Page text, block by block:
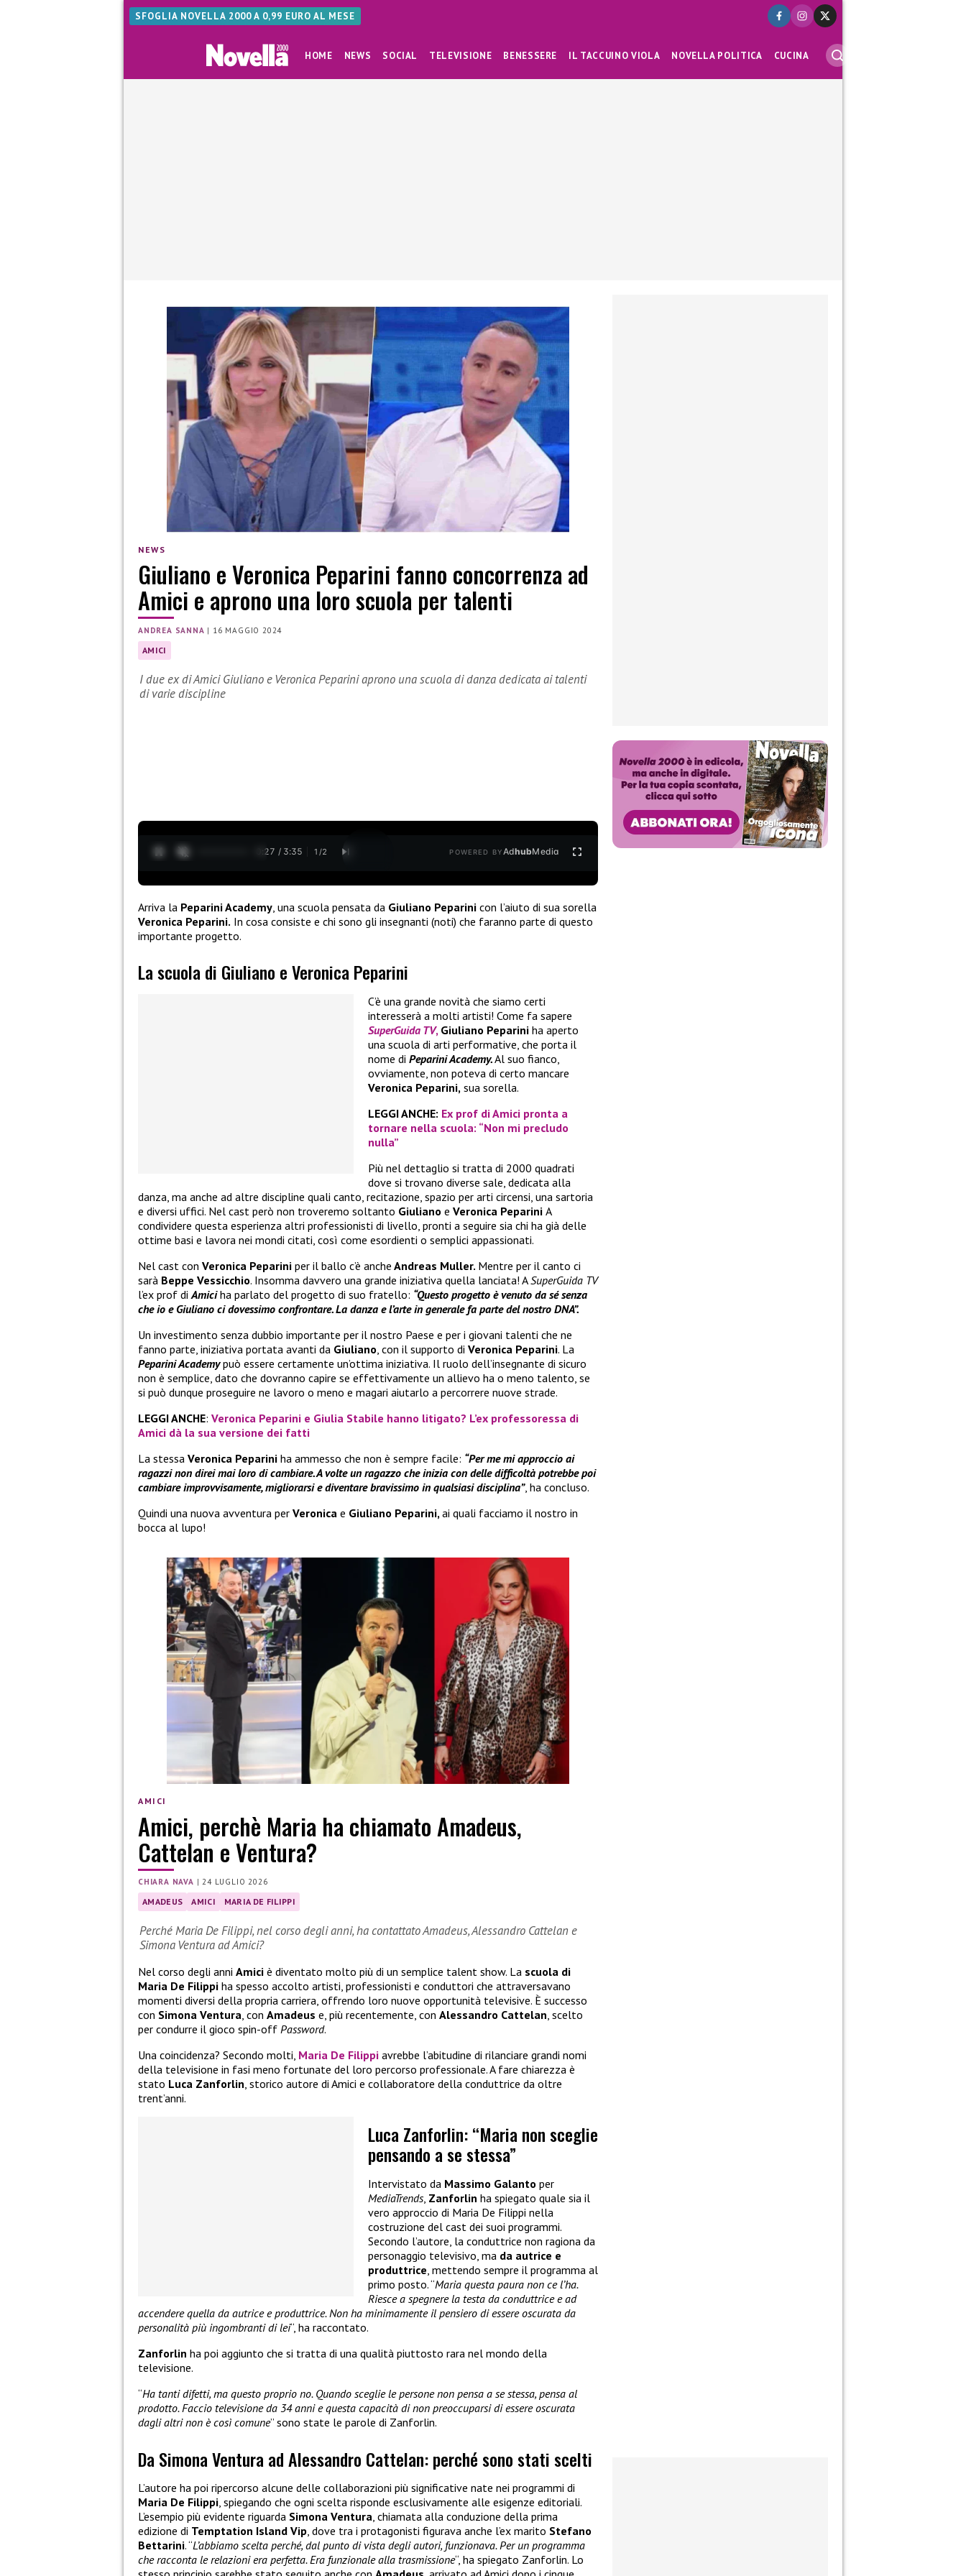
SFOGLIA NOVELLA 2000 A 0,99 EURO AL MESE
HOME NEWS SOCIAL TELEVISIONE BENESSERE IL TACCUINO VIOLA NOVELLA POLITICA CUCINA
NEWS
Giuliano e Veronica Peparini fanno concorrenza ad
Amici e aprono una loro scuola per talenti
ANDREA SANNA | 16 MAGGIO 2024
AMICI
I due ex di Amici Giuliano e Veronica Peparini aprono una scuola di danza dedicata ai talenti
di varie discipline
0:28 / 3:35 1 /2 POWERED BYAdhubMedia
Arriva la Peparini Academy , una scuola pensata da Giuliano Peparini con l’aiuto di sua sorella
Veronica Peparini. In cosa consiste e chi sono gli insegnanti (noti) che faranno parte di questo
importante progetto.
La scuola di Giuliano e Veronica Peparini
C’è una grande novità che siamo certi
interesserà a molti artisti! Come fa sapere
SuperGuida TV, Giuliano Peparini ha aperto
una scuola di arti performative, che porta il
nome di Peparini Academy.Al suo fianco,
ovviamente, non poteva di certo mancare
Veronica Peparini, sua sorella.
LEGGI ANCHE: Ex prof di Amici pronta a
tornare nella scuola: “Non mi precludo
nulla”
Più nel dettaglio si tratta di 2000 quadrati
dove si trovano diverse sale, dedicata alla
danza, ma anche ad altre discipline quali canto, recitazione, spazio per arti circensi, una sartoria
e diversi uffici. Nel cast però non troveremo soltanto Giuliano e Veronica Peparini A
condividere questa esperienza altri professionisti di livello, pronti a seguire sia chi ha già delle
ottime basi e lavora nei mondi citati, così come esordienti o semplici appassionati.
Nel cast con Veronica Peparini per il ballo c’è anche Andreas Muller. Mentre per il canto ci
sarà Beppe Vessicchio. Insomma davvero una grande iniziativa quella lanciata! ASuperGuida TV
l’ex prof diAmiciha parlato del progetto di suo fratello: “Questo progetto è venuto da sé senza
che io e Giuliano ci dovessimo confrontare. La danza e l’arte in generale fa parte del nostro DNA”.
Un investimento senza dubbio importante per il nostro Paese e per i giovani talenti che ne
fanno parte, iniziativa portata avanti da Giuliano, con il supporto di Veronica Peparini. La
Peparini Academypuò essere certamente un’ottima iniziativa. Il ruolo dell’insegnante di sicuro
non è semplice, dato che dovranno capire se effettivamente un allievo ha o meno talento, se
si può dunque proseguire ne lavoro o meno e magari aiutarlo a percorrere nuove strade.
LEGGI ANCHE: Veronica Peparini e Giulia Stabile hanno litigato? L’ex professoressa di
Amici dà la sua versione dei fatti
La stessa Veronica Peparini ha ammesso che non è sempre facile: “Per me mi approccio ai
ragazzi non direi mai loro di cambiare. A volte un ragazzo che inizia con delle difficoltà potrebbe poi
cambiare improvvisamente, migliorarsi e diventare bravissimo in qualsiasi disciplina”, ha concluso.
Quindi una nuova avventura per Veronica e Giuliano Peparini,ai quali facciamo il nostro in
bocca al lupo!
AMICI
Amici, perchè Maria ha chiamato Amadeus,
Cattelan e Ventura?
CHIARA NAVA |24 LUGLIO 2026
AMADEUS AMICI MARIA DE FILIPPI
Perché Maria De Filippi, nel corso degli anni, ha contattato Amadeus, Alessandro Cattelan e
Simona Ventura ad Amici?
Nel corso degli anni Amici è diventato molto più di un semplice talent show. La scuola di
Maria De Filippi ha spesso accolto artisti, professionisti e conduttori che attraversavano
momenti diversi della propria carriera, offrendo loro nuove opportunità televisive. È successo
con Simona Ventura, con Amadeus e, più recentemente, con Alessandro Cattelan, scelto
per condurre il gioco spin-off Password.
Una coincidenza? Secondo molti, Maria De Filippi avrebbe l’abitudine di rilanciare grandi nomi
della televisione in fasi meno fortunate del loro percorso professionale. A fare chiarezza è
stato Luca Zanforlin, storico autore di Amici e collaboratore della conduttrice da oltre
trent’anni.
Luca Zanforlin: “Maria non sceglie
pensando a se stessa”
Intervistato da Massimo Galanto per
MediaTrends, Zanforlin ha spiegato quale sia il
vero approccio di Maria De Filippi nella
costruzione del cast dei suoi programmi.
Secondo l’autore, la conduttrice non ragiona da
personaggio televisivo, ma da autrice e
produttrice, mettendo sempre il programma al
primo posto. “Maria questa paura non ce l’ha.
Riesce a spegnere la testa da conduttrice e ad
accendere quella da autrice e produttrice. Non ha minimamente il pensiero di essere oscurata da
personalità più ingombranti di lei“, ha raccontato.
Zanforlin ha poi aggiunto che si tratta di una qualità piuttosto rara nel mondo della
televisione.
“Ha tanti difetti, ma questo proprio no. Quando sceglie le persone non pensa a se stessa, pensa al
prodotto. Faccio televisione da 34 anni e questa capacità di non preoccuparsi di essere oscurata
dagli altri non è così comune” sono state le parole di Zanforlin.
Da Simona Ventura ad Alessandro Cattelan: perché sono stati scelti
L’autore ha poi ripercorso alcune delle collaborazioni più significative nate nei programmi di
Maria De Filippi, spiegando che ogni scelta risponde esclusivamente alle esigenze editoriali.
L’esempio più evidente riguarda Simona Ventura, chiamata alla conduzione della prima
edizione di Temptation Island Vip, dove tra i protagonisti figurava anche l’ex marito Stefano
Bettarini. “L’abbiamo scelta perché, dal punto di vista degli autori, funzionava. Per un programma
che racconta le relazioni era perfetta. Era funzionale alla trasmissione“, ha spiegato Zanforlin. Lo